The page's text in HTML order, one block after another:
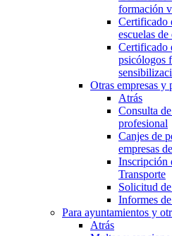
formación
Certificado
escuelas
Certificado
psicólogos
Otras empresas y
Atrás
Consulta
profesional
Canjes de
empresas
Inscripción
Transporte
Solicitud
Informes
Para ayuntamientos y
Atrás